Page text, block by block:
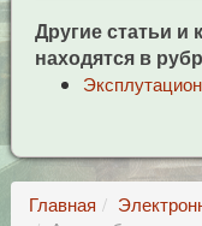
Другие статьи и
находятся в
Главная